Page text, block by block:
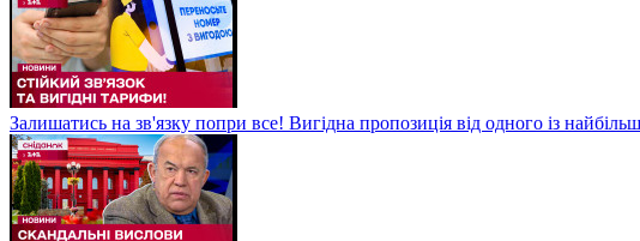
Залишатись на зв'язку попри все! Вигідна пропозиція від одного із